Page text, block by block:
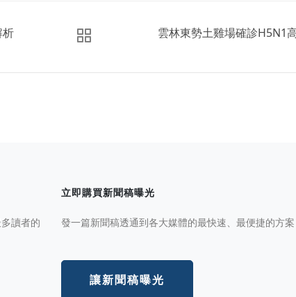
析
雲林東勢土雞場確診H5N1
讀者的
立即購買新聞稿曝光
發一篇新聞稿透通到各大媒體的最快速、最便捷的方案
讓新聞稿曝光